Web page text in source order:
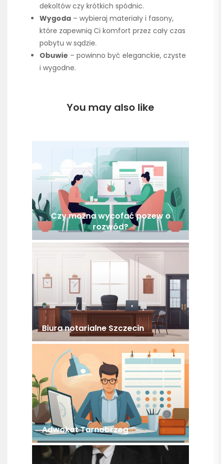
dekoltów czy krótkich spódnic.
Wygoda – wybieraj materiały i fasony,
które zapewnią Ci komfort przez cały czas
pobytu w sądzie.
Obuwie – powinno być eleganckie, czyste
i wygodne.
You may also like
Czy można wycofać pozew o
rozwód?
Biura notarialne Szczecin
Adwokat Tarnobrzeg